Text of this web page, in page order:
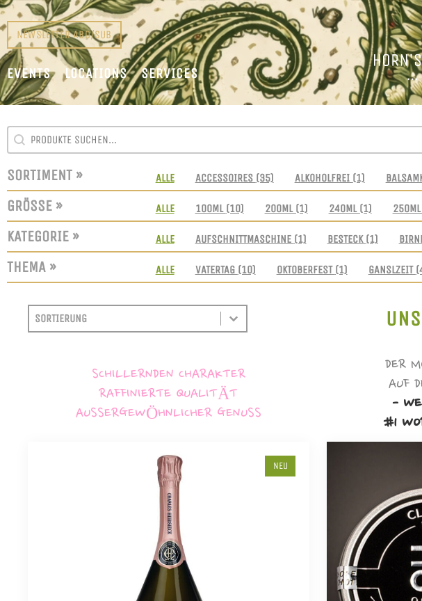
NEWSLETTER ABO/SUB
EVENTS LOCATIONS SERVICES
SUCHFELD
SEARCH CONTENT
SORTIMENT » SORTIMENT
ALLE ACCESSOIRES (35) ALKOHOLFREI (1)
GRÖSSE »
GRÖSSEN
ALLE 100ML (10) 200ML (1) 240ML (1) 250ML
KATEGORIE »
KATEGORIE
ALLE AUFSCHNITTMASCHINE (1) BESTECK (1)
THEMA »
THEMEN
ALLE VATERTAG (10) OKTOBERFEST (1) GANSLZEIT
SORTIEREN
SORT CONTENT
SORT CONTENT
SCHILLERNDEN CHARAKTER
RAFFINIERTE QUALITÄT
AUSSERGEWÖHNLICHER GENUSS
NEU
DER
AUF
-
#1